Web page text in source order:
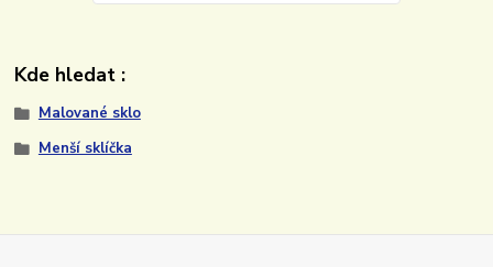
Kde hledat :
Malované sklo
Menší sklíčka